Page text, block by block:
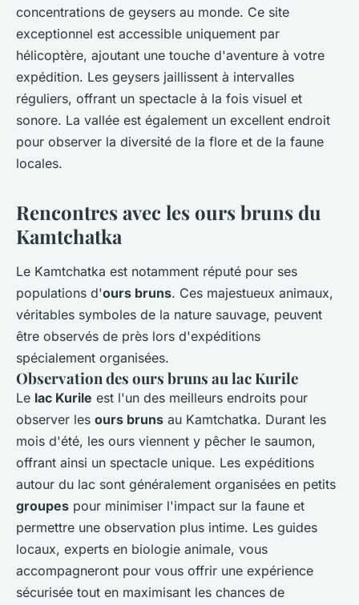
concentrations de geysers au monde. Ce site
exceptionnel est accessible uniquement par
hélicoptère, ajoutant une touche d'aventure à votre
expédition. Les geysers jaillissent à intervalles
réguliers, offrant un spectacle à la fois visuel et
sonore. La vallée est également un excellent endroit
pour observer la diversité de la flore et de la faune
locales.
Rencontres avec les ours bruns du
Kamtchatka
Le Kamtchatka est notamment réputé pour ses
populations d'ours bruns. Ces majestueux animaux,
véritables symboles de la nature sauvage, peuvent
être observés de près lors d'expéditions
spécialement organisées.
Observation des ours bruns au lac Kurile
Le lac Kurile est l'un des meilleurs endroits pour
observer les ours bruns au Kamtchatka. Durant les
mois d'été, les ours viennent y pêcher le saumon,
offrant ainsi un spectacle unique. Les expéditions
autour du lac sont généralement organisées en petits
groupes pour minimiser l'impact sur la faune et
permettre une observation plus intime. Les guides
locaux, experts en biologie animale, vous
accompagneront pour vous offrir une expérience
sécurisée tout en maximisant les chances de